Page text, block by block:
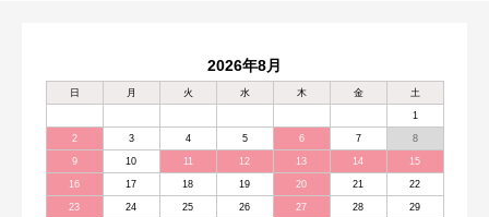
2026年8月
日 月 火 水 木 金 土
1
2 3 4 5 6 7 8
9 10 11 12 13 14 15
16 17 18 19 20 21 22
23 24 25 26 27 28 29